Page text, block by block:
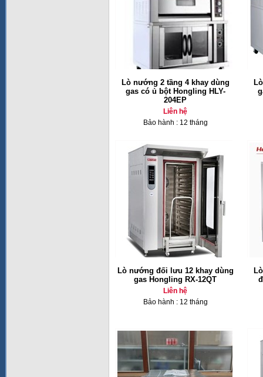
Lò nướng 2 tầng 4 khay dùng
gas có ủ bột Hongling HLY-
204EP
Liên hệ
Bảo hành : 12 tháng
Lò nướng đối lưu 12 khay dùng
gas Hongling RX-12QT
Liên hệ
Bảo hành : 12 tháng